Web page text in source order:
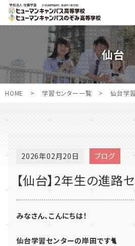
仙台
HOME > 学習センター一覧 > 仙台学
2026年02月20日 ブログ
【仙台】2年生の進路
みなさん、こんにちは！
仙台学習センターの岸田です🐈